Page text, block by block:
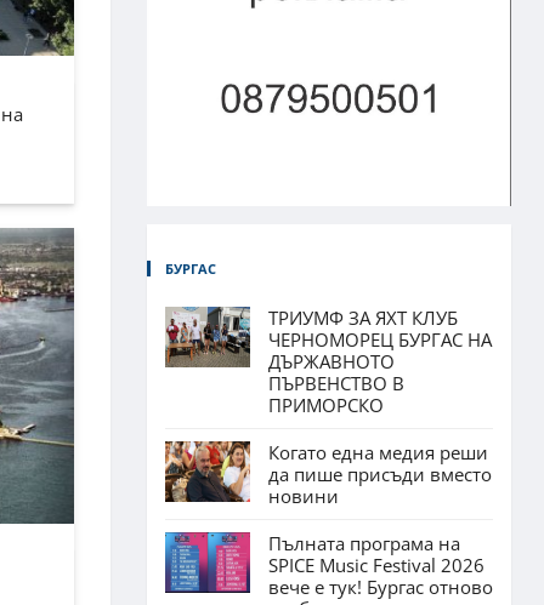
БУРГАС
ТРИУМФ ЗА ЯХТ КЛУБ
ЧЕРНОМОРЕЦ БУРГАС НА
ДЪРЖАВНОТО
ПЪРВЕНСТВО В
ПРИМОРСКО
Когато една медия реши
да пише присъди вместо
новини
Пълната програма на
SPICE Music Festival 2026
вече е тук! Бургас отново